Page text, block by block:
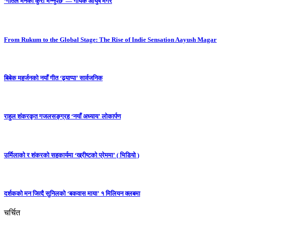
From Rukum to the Global Stage: The Rise of Indie Sensation Aayush Magar
बिबेक महर्जनको नयाँ गीत ‘ढ्याप्पा’ सार्वजनिक
राहुल शंकरकृत गजलसङ्ग्रह ‘नयाँ अध्याय’ लोकार्पण
उर्मिलाको र शंकरको सहकार्यमा ‘ख्रीष्टको प्रेममा’ ( भिडियो )
दर्शकको मन जित्दै सुनिलको ‘बकवास माया’ १ मिलियन क्लबमा
चर्चित